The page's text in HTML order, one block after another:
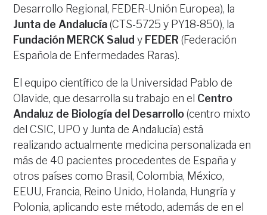
Desarrollo Regional, FEDER-Unión Europea), la
Junta de Andalucía(CTS-5725 y PY18-850), la
Fundación MERCK Salud y FEDER (Federación
Española de Enfermedades Raras).
El equipo científico de la Universidad Pablo de
Olavide, que desarrolla su trabajo en el Centro
Andaluz de Biología del Desarrollo(centro mixto
del CSIC, UPO y Junta de Andalucía) está
realizando actualmente medicina personalizada en
más de 40 pacientes procedentes de España y
otros países como Brasil, Colombia, México,
EEUU, Francia, Reino Unido, Holanda, Hungría y
Polonia, aplicando este método, además de en el